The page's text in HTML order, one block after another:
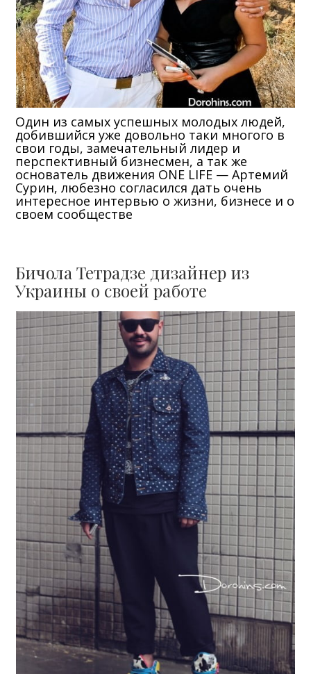
Один из самых успешных молодых людей,
добившийся уже довольно таки многого в
свои годы, замечательный лидер и
перспективный бизнесмен, а так же
основатель движения ONE LIFE — Артемий
Сурин, любезно согласился дать очень
интересное интервью о жизни, бизнесе и о
своем сообществе
Бичола Тетрадзе дизайнер из
Украины о своей работе